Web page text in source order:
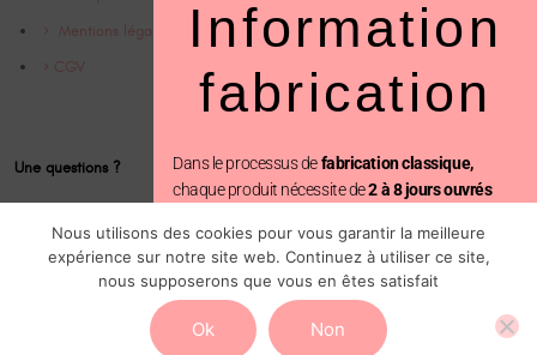
Mentions légales
CGV
Une questions ?
Instagram @Cofinparis
Nous utilisons des cookies pour vous garantir la meilleure
expérience sur notre site web. Continuez à utiliser ce site,
nous supposerons que vous en êtes satisfait
Ok Non
Information
fabrication
Dans le processus defabrication classique,
chaque produit nécessite de2 à 8 jours ouvrés
En revanche, avec lafabrication prioritaire, votre
commande est traitée en seulement2 jours
ouvrés, suivi de l’expédition.